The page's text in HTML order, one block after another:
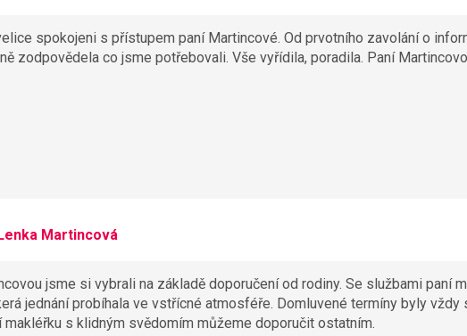
spokojeni s přístupem paní Martincové. Od prvotního zavolání o
zodpovědela co jsme potřebovali. Vše vyřídila, poradila. Paní
Martincová
jsme si vybrali na základě doporučení od rodiny. Se službami paní
jednání probíhala ve vstřícné atmosféře. Domluvené termíny byly vždy
s klidným svědomím můžeme doporučit ostatním.